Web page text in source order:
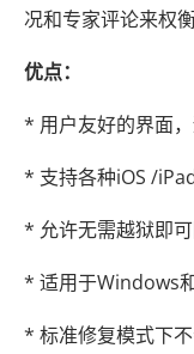
况和专家评论来权
优点：
* 用户友好的界面，
* 支持各种iOS /
* 允许无需越狱即可
* 适用于Windows和
* 标准修复模式下不